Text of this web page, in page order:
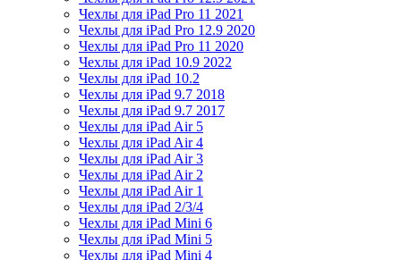
Чехлы для iPad Pro 11 2021
Чехлы для iPad Pro 12.9 2020
Чехлы для iPad Pro 11 2020
Чехлы для iPad 10.9 2022
Чехлы для iPad 10.2
Чехлы для iPad 9.7 2018
Чехлы для iPad 9.7 2017
Чехлы для iPad Air 5
Чехлы для iPad Air 4
Чехлы для iPad Air 3
Чехлы для iPad Air 2
Чехлы для iPad Air 1
Чехлы для iPad 2/3/4
Чехлы для iPad Mini 6
Чехлы для iPad Mini 5
Чехлы для iPad Mini 4